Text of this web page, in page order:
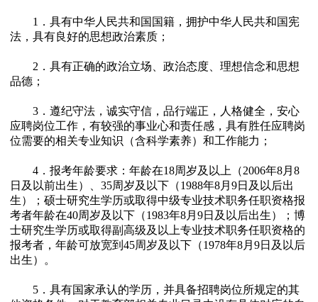
1．具有中华人民共和国国籍，拥护中华人民共和国宪
法，具有良好的思想政治素质；
2．具有正确的政治立场、政治态度、理想信念和思想
品德；
3．遵纪守法，诚实守信，品行端正，人格健全，安心
应聘岗位工作，有较强的事业心和责任感，具有胜任应聘岗
位需要的相关专业知识（含科学素养）和工作能力；
4．报考年龄要求：年龄在18周岁及以上（2006年8月8
日及以前出生）、35周岁及以下（1988年8月9日及以后出
生）；硕士研究生学历或取得中级专业技术职务任职资格报
考者年龄在40周岁及以下（1983年8月9日及以后出生）；博
士研究生学历或取得副高级及以上专业技术职务任职资格的
报考者，年龄可放宽到45周岁及以下（1978年8月9日及以后
出生）。
5．具有国家承认的学历，并具备招聘岗位所规定的其